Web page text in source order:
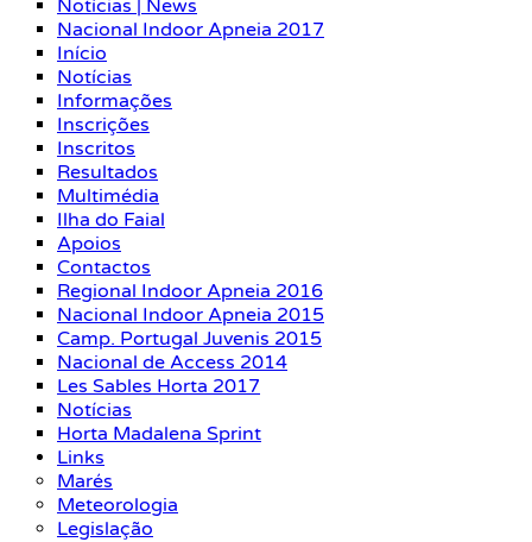
Notícias | News
Nacional Indoor Apneia 2017
Início
Notícias
Informações
Inscrições
Inscritos
Resultados
Multimédia
Ilha do Faial
Apoios
Contactos
Regional Indoor Apneia 2016
Nacional Indoor Apneia 2015
Camp. Portugal Juvenis 2015
Nacional de Access 2014
Les Sables Horta 2017
Notícias
Horta Madalena Sprint
Links
Marés
Meteorologia
Legislação